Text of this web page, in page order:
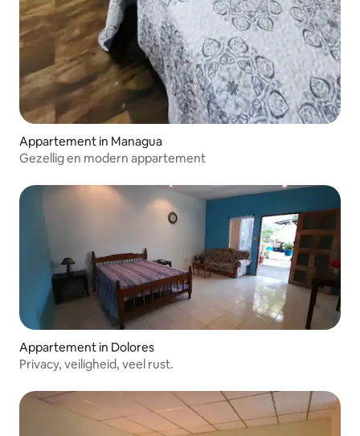
Appartement in Managua
Gezellig en modern appartement
Appartement in Dolores
Privacy, veiligheid, veel rust.